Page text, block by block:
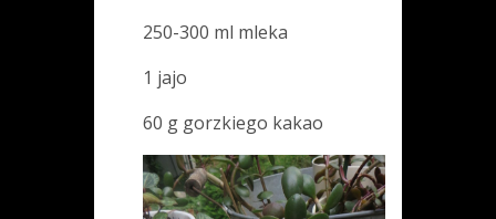
250-300 ml mleka
1 jajo
60 g gorzkiego kakao